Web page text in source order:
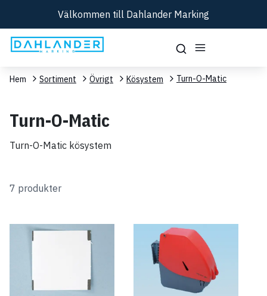
Välkommen till Dahlander Marking
Hem Sortiment Övrigt Kösystem Turn-O-Matic
Turn-O-Matic
Turn-O-Matic kösystem
7 produkter